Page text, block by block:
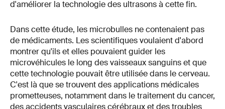
d'améliorer la technologie des ultrasons à cette fin.
Dans cette étude, les microbulles ne contenaient pas
de médicaments. Les scientifiques voulaient d'abord
montrer qu'ils et elles pouvaient guider les
microvéhicules le long des vaisseaux sanguins et que
cette technologie pouvait être utilisée dans le cerveau.
C'est là que se trouvent des applications médicales
prometteuses, notamment dans le traitement du cancer,
des accidents vasculaires cérébraux et des troubles